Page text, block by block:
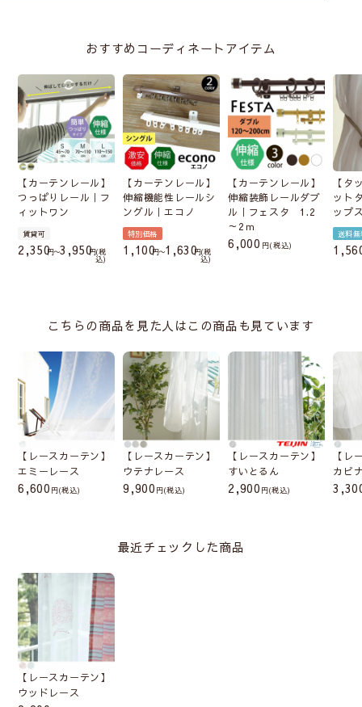
おすすめコーディネートアイテム
【カーテンレール】
つっぱりレール｜フ
ィットワン
賃貸可
2,350 〜3,950 税
込
【カーテンレール】
伸縮機能性レールシ
ングル｜エコノ
特別価格
1,100 〜1,630 税
込
【カーテンレール】
伸縮装飾レールダブ
ル｜フェスタ 1.2
～2ｍ
6,000 税込
【タ
ット
ップ
送料無
こちらの商品を見た人はこの商品も見ています
【レースカーテン】
エミーレース
6,600 (税込)
【レースカーテン】
ウテナレース
9,900 (税込)
【レースカーテン】
すいとるん
2,900 (税込)
【レ
カビ
最近チェックした商品
【レースカーテン】
ウッドレース